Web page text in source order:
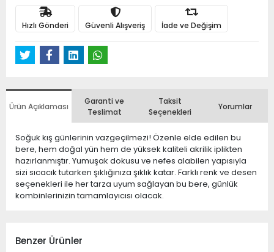
Hızlı Gönderi Güvenli Alışveriş İade ve Değişim
Ürün Açıklaması
Garanti ve
Teslimat
Taksit
Seçenekleri
Yorumlar
Soğuk kış günlerinin vazgeçilmezi! Özenle elde edilen bu
bere, hem doğal yün hem de yüksek kaliteli akrilik iplikten
hazırlanmıştır. Yumuşak dokusu ve nefes alabilen yapısıyla
sizi sıcacık tutarken şıklığınıza şıklık katar. Farklı renk ve desen
seçenekleri ile her tarza uyum sağlayan bu bere, günlük
kombinlerinizin tamamlayıcısı olacak.
Benzer Ürünler